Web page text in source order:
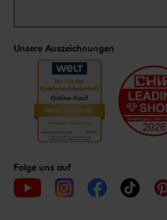
Unsere Auszeichnungen
Folge uns auf